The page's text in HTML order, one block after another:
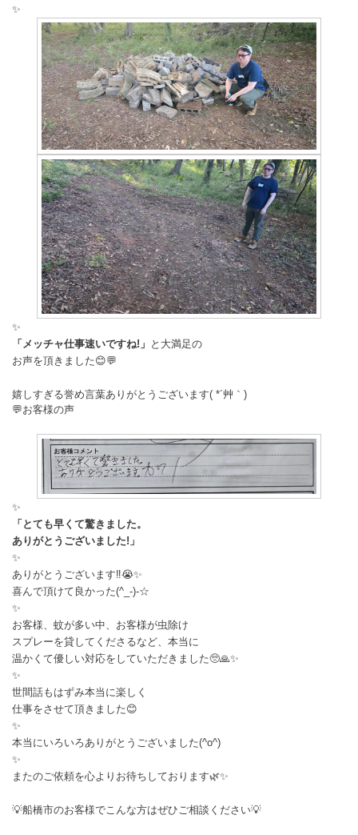
✨️
✨️
「メッチャ仕事速いですね!」 と大満足の
お声を頂きました😊💬
嬉しすぎる誉め言葉ありがとうございます( *´艸｀)
💬お客様の声
✨️
「とても早くて驚きました。
ありがとうございました!」
✨️
ありがとうございます‼️😭✨
喜んで頂けて良かった(^_-)-☆
✨️
お客様、蚊が多い中、お客様が虫除け
スプレーを貸してくださるなど、本当に
温かくて優しい対応をしていただきました🥺🙏✨
✨️
世間話もはずみ本当に楽しく
仕事をさせて頂きました😊
✨️
本当にいろいろありがとうございました(^o^)
✨️
またのご依頼を心よりお待ちしております🌿✨
💡船橋市のお客様でこんな方はぜひご相談ください💡